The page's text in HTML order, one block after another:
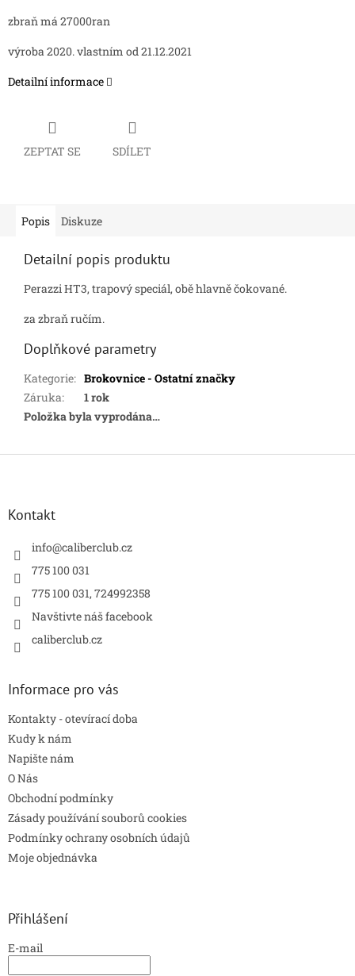
zbraň má 27000ran
výroba 2020. vlastním od 21.12.2021
Detailní informace
ZEPTAT SE SDÍLET
Popis Diskuze
Detailní popis produktu
Perazzi HT3, trapový speciál, obě hlavně čokované.
za zbraň ručím.
Doplňkové parametry
Kategorie: Brokovnice - Ostatní značky
Záruka:
1 rok
Položka byla vyprodána…
Z
Kontakt
info@caliberclub.cz
775 100 031
775 100 031, 724992358
Navštivte náš facebook
caliberclub.cz
Informace pro vás
Kontakty - otevírací doba
Kudy k nám
Napište nám
O Nás
Obchodní podmínky
Zásady používání souborů cookies
Podmínky ochrany osobních údajů
Moje objednávka
Přihlášení
E-mail